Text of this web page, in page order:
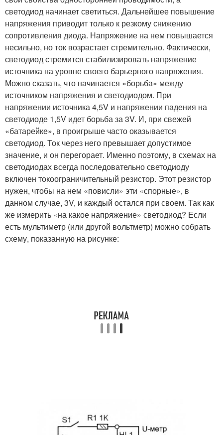
светодиод начинает светиться. Дальнейшее повышение
напряжения приводит только к резкому снижению
сопротивления диода. Напряжение на нем повышается
несильно, но ток возрастает стремительно. Фактически,
светодиод стремится стабилизировать напряжение
источника на уровне своего барьерного напряжения.
Можно сказать, что начинается «борьба» между
источником напряжения и светодиодом. При
напряжении источника 4,5V и напряжении падения на
светодиоде 1,5V идет борьба за 3V. И, при свежей
«батарейке», в проигрыше часто оказывается
светодиод. Ток через него превышает допустимое
значение, и он перегорает. Именно поэтому, в схемах на
светодиодах всегда последовательно светодиоду
включен токоограничительный резистор. Этот резистор
нужен, чтобы на нем «повисли» эти «спорные», в
данном случае, 3V, и каждый остался при своем. Так как
же измерить «на какое напряжение» светодиод? Если
есть мультиметр (или другой вольтметр) можно собрать
схему, показанную на рисунке: